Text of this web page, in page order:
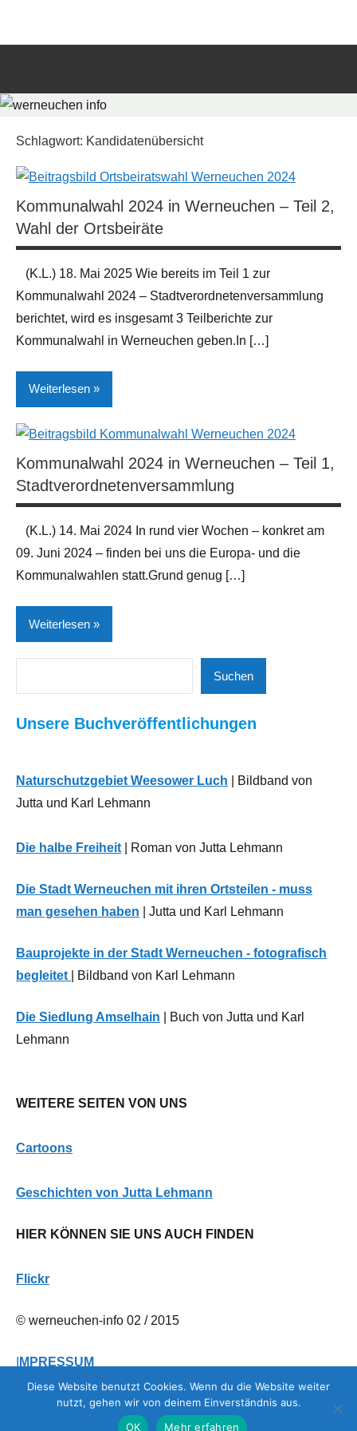
für
Geschehen
und
Werneuchen
Schlagwort: Kandidatenübersicht
Kommunalwahl 2024 in Werneuchen – Teil 2,
Wahl der Ortsbeiräte
(K.L.) 18. Mai 2025 Wie bereits im Teil 1 zur
Kommunalwahl 2024 – Stadtverordnetenversammlung
berichtet, wird es insgesamt 3 Teilberichte zur
Kommunalwahl in Werneuchen geben.In […]
Weiterlesen
Gesellschaft
| Politik |
Kirche
Neues
aus
Kommunalwahl 2024 in Werneuchen – Teil 1,
Stadtverordnetenversammlung
(K.L.) 14. Mai 2024 In rund vier Wochen – konkret am
09. Juni 2024 – finden bei uns die Europa- und die
Kommunalwahlen statt.Grund genug […]
Weiterlesen
| Politik |
der
Region
Verwaltung
Suchen
Unsere Buchveröffentlichungen
Naturschutzgebiet Weesower Luch | Bildband von
Jutta und Karl Lehmann
Die halbe Freiheit | Roman von Jutta Lehmann
Die Stadt Werneuchen mit ihren Ortsteilen - muss
man gesehen haben | Jutta und Karl Lehmann
Bauprojekte in der Stadt Werneuchen - fotografisch
begleitet
| Bildband von Karl Lehmann
Die Siedlung Amselhain | Buch von Jutta und Karl
Lehmann
WEITERE SEITEN VON UNS
Cartoons
Geschichten von Jutta Lehmann
HIER KÖNNEN SIE UNS AUCH FINDEN
Flickr
© werneuchen-info 02 / 2015
MPRESSUM
DATENSCHUTZERKLÄRUNG
Diese Website benutzt Cookies. Wenn du die Website weiter
nutzt, gehen wir von deinem Einverständnis aus.
OK
Mehr erfahren